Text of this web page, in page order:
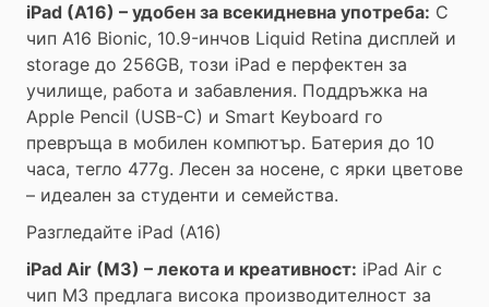
iPad (A16) – удобен за всекидневна употреба: С
чип A16 Bionic, 10.9-инчов Liquid Retina дисплей и
storage до 256GB, този iPad е перфектен за
училище, работа и забавления. Поддръжка на
Apple Pencil (USB-C) и Smart Keyboard го
превръща в мобилен компютър. Батерия до 10
часа, тегло 477g. Лесен за носене, с ярки цветове
– идеален за студенти и семейства.
Разгледайте iPad (A16)
iPad Air (M3) – лекота и креативност: iPad Air с
чип M3 предлага висока производителност за